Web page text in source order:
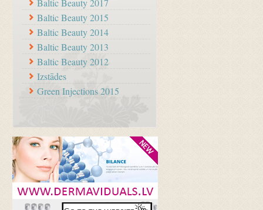
Baltic Beauty 2017
Baltic Beauty 2015
Baltic Beauty 2014
Baltic Beauty 2013
Baltic Beauty 2012
Izstādes
Green Injections 2015